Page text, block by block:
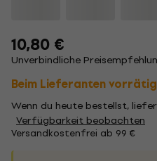
10,80 €
Unverbindliche
Beim Lieferanten vorrätig
Wenn du heute bestellst,
Verfügbarkeit beobachten
Versandkostenfrei ab 99 €